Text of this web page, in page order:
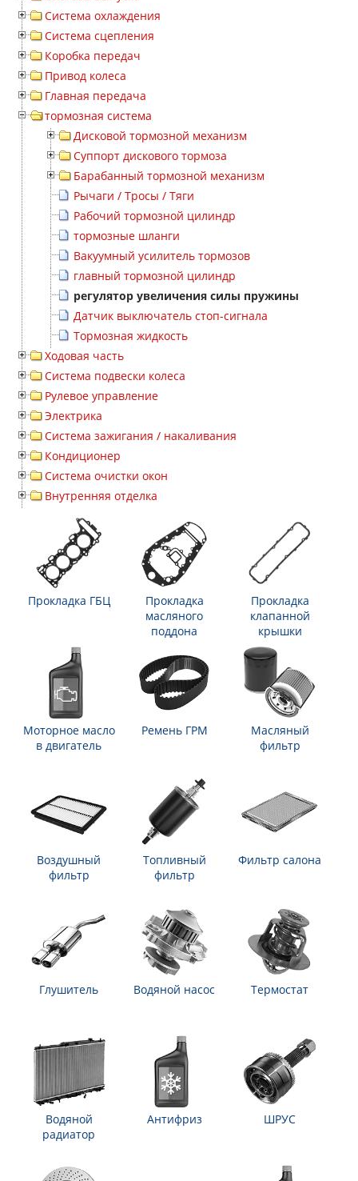
Система охлаждения
Система сцепления
Коробка передач
Привод колеса
Главная передача
тормозная система
Дисковой тормозной механизм
Суппорт дискового тормоза
Барабанный тормозной механизм
Рычаги / Тросы / Тяги
Рабочий тормозной цилиндр
тормозные шланги
Вакуумный усилитель тормозов
главный тормозной цилиндр
регулятор увеличения силы пружины
Датчик выключатель стоп-сигнала
Тормозная жидкость
Ходовая часть
Система подвески колеса
Рулевое управление
Электрика
Система зажигания / накаливания
Кондиционер
Система очистки окон
Внутренняя отделка
Прокладка ГБЦ
Прокладка
масляного
поддона
Прокладка
клапанной
крышки
Моторное масло
в двигатель
Ремень ГРМ
Масляный
фильтр
Воздушный
фильтр
Топливный
фильтр
Фильтр салона
Глушитель Водяной насос Термостат
Водяной
радиатор
Антифриз ШРУС